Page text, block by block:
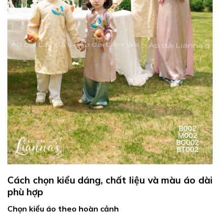
Cách chọn kiểu dáng, chất liệu và màu áo dài
phù hợp
Chọn kiểu áo theo hoàn cảnh